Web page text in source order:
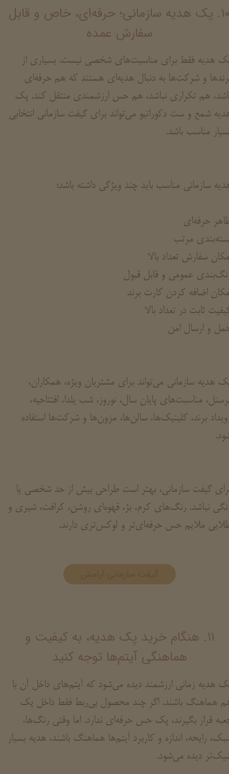
۱۰. پک هدیه سازمانی؛ حرفه‌ای، خاص و قابل
سفارش عمده
هدیه فقط برای مناسبت‌های شخصی نیست. بسیاری از
و شرکت‌ها به دنبال هدیه‌ای هستند که هم حرفه‌ای
هم تکراری نباشد، هم حس ارزشمندی منتقل کند. پک
شمع و ست دکوراتیو می‌تواند برای گیفت سازمانی انتخابی
مناسب باشد.
سازمانی مناسب باید چند ویژگی داشته باشد:
حرفه‌ای
مرتب
سفارش تعداد بالا
عمومی و قابل قبول
اضافه کردن کارت برند
ثابت در تعداد بالا
و ارسال امن
هدیه سازمانی می‌تواند برای مشتریان ویژه، همکاران،
مناسبت‌های پایان سال، نوروز، شب یلدا، افتتاحیه،
برند، کلینیک‌ها، سالن‌ها، مزون‌ها و شرکت‌ها استفاده
گیفت سازمانی، بهتر است طراحی بیش از حد شخصی یا
نباشد. رنگ‌های کرم، بژ، قهوه‌ای روشن، کرافت، شیری و
ملایم حس حرفه‌ای‌تر و لوکس‌تری دارند.
۱۱. هنگام خرید پک هدیه، به کیفیت و
هماهنگی آیتم‌ها توجه کنید
هدیه زمانی ارزشمند دیده می‌شود که آیتم‌های داخل آن با
هماهنگ باشند. اگر چند محصول بی‌ربط فقط داخل یک
قرار بگیرند، پک حس حرفه‌ای ندارد. اما وقتی رنگ‌ها،
رایحه، اندازه و کاربرد آیتم‌ها هماهنگ باشند، هدیه بسیار
دیده می‌شود.